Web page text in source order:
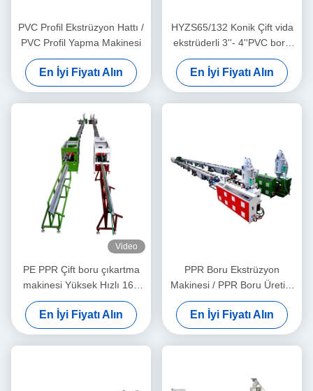
PVC Profil Ekstrüzyon Hattı /
PVC Profil Yapma Makinesi
En İyi Fiyatı Alın
HYZS65/132 Konik Çift vida
ekstrüderli 3''- 4''PVC boru
üretim hattı
En İyi Fiyatı Alın
Video
PE PPR Çift boru çıkartma
makinesi Yüksek Hızlı 16 -
32 MM Tek vida çıkartıcı
SJ90/33
En İyi Fiyatı Alın
PPR Boru Ekstrüzyon
Makinesi / PPR Boru Üretim
Hattı 20-63
En İyi Fiyatı Alın